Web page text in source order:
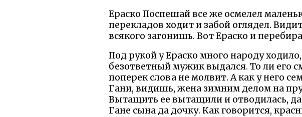
Ераско Поспешай все же осмелел
перекладов ходит и забой оглядел.
всякого загонишь. Вот Ераско и
Под рукой у Ераско много народу
безответный мужик выдался. То ли его
поперек слова не молвит. А как у него
Гани, видишь, жена зимним делом на
Вытащить ее вытащили и отводилась, да,
Гане сына да дочку. Как говорится,